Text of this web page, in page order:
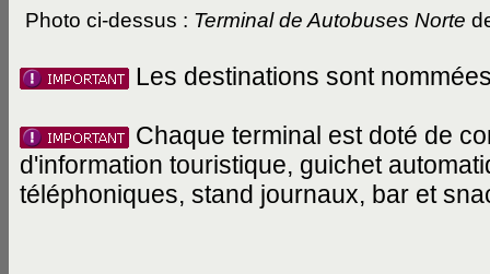
Photo ci-dessus : Terminal de Autobuses Norte
Les destinations sont
Chaque terminal est doté de
d'information touristique, guichet
téléphoniques, stand journaux, bar et